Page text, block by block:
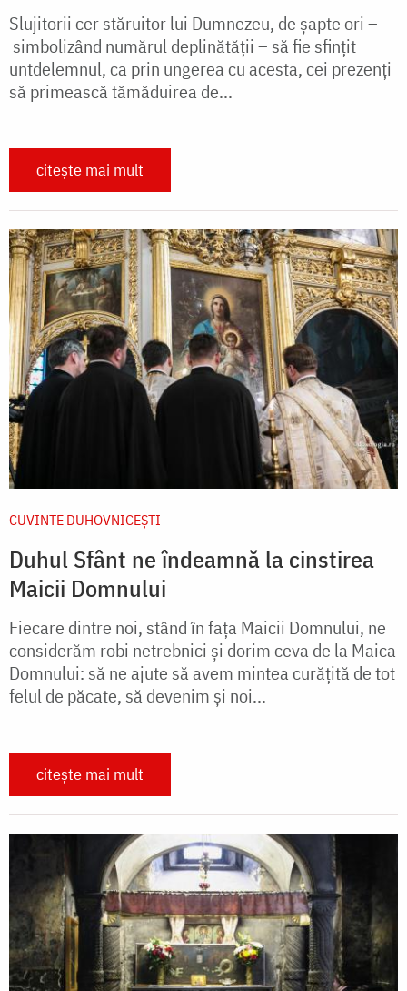
Slujitorii cer stăruitor lui Dumnezeu, de șapte ori –
simbolizând numărul deplinătății – să fie sfințit
untdelemnul, ca prin ungerea cu acesta, cei prezenți
să primească tămăduirea de...
citește mai mult
CUVINTE DUHOVNICEȘTI
Duhul Sfânt ne îndeamnă la cinstirea
Maicii Domnului
Fiecare dintre noi, stând în fața Maicii Domnului, ne
considerăm robi netrebnici și dorim ceva de la Maica
Domnului: să ne ajute să avem mintea curățită de tot
felul de păcate, să devenim și noi...
citește mai mult